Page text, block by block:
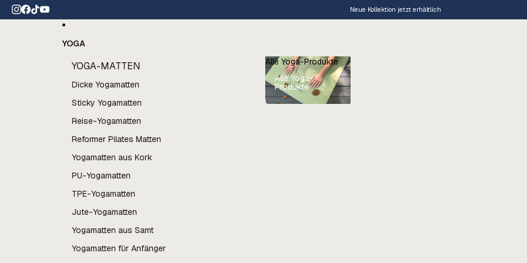
Versand ab 60 € Neue Kollektion jetzt erhältlich
YOGA
YOGA-MATTEN
Dicke Yogamatten
Sticky Yogamatten
Reise-Yogamatten
Reformer Pilates Matten
Yogamatten aus Kork
PU-Yogamatten
TPE-Yogamatten
Jute-Yogamatten
Yogamatten aus Samt
Yogamatten für Anfänger
Alle Yoga-Produkte
Alle Yoga-
Produkte